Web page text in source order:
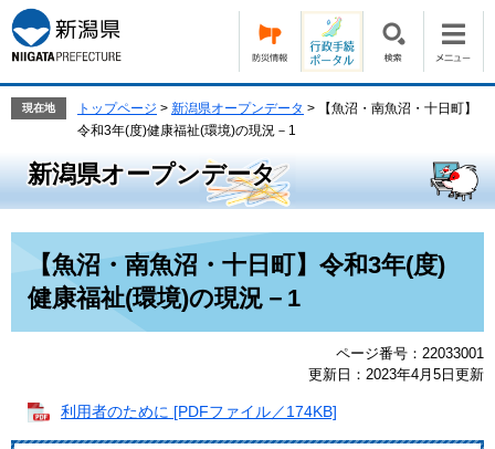
ー
ジ
の
す。
ニ
ュ
ー
現在地 トップページ > 新潟県オープンデータ >
【魚沼・南魚沼・十日町】
令和3年(度)健康福祉(環境)の現況－1
新潟県オープンデータ
【魚沼・南魚沼・十日町】令和3年(度)
健康福祉(環境)の現況－1
ページ番号：22033001
更新日：2023年4月5日更新
利用者のために [PDFファイル／174KB]